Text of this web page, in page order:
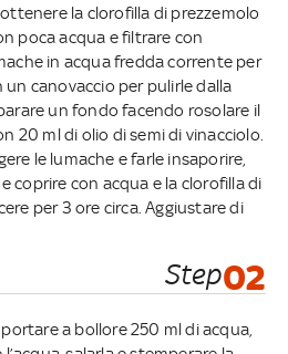
la clorofilla di prezzemolo
poca acqua e filtrare con
in acqua fredda corrente per
un canovaccio per pulirle dalla
un fondo facendo rosolare il
20 ml di olio di semi di vinacciolo.
le lumache e farle insaporire,
coprire con acqua e la clorofilla di
per 3 ore circa. Aggiustare di
Step02
a bollore 250 ml di acqua,